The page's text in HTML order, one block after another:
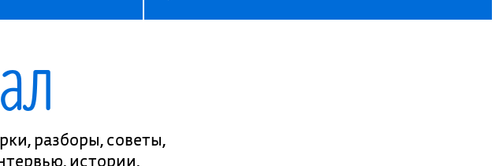
разборы, советы,
истории,